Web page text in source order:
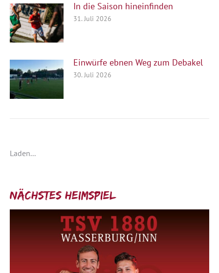
In die Saison hineinfinden
31. Juli 2026
Einwürfe ebnen Weg zum Debakel
30. Juli 2026
Laden...
Nächstes Heimspiel